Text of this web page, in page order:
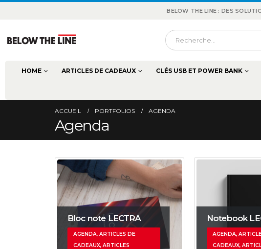
BELOW THE LINE : DES
HOME ARTICLES DE CADEAUX CLÉS USB ET POWER BANK
ACCUEIL PORTFOLIOS AGENDA
Agenda
Bloc note LECTRA
AGENDA, ARTICLES DE
CADEAUX, ARTICLES
Notebook
AGENDA,
CADEAUX,